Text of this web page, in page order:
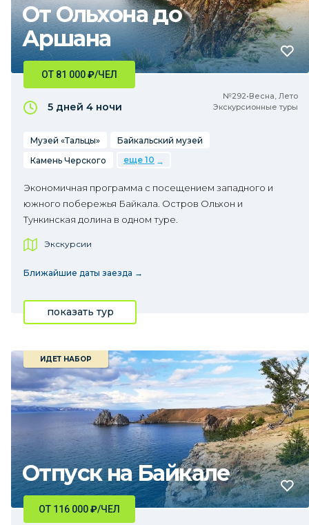
От Ольхона до
Аршана
№292•Весна, Лето
Экскурсионные туры
ОТ 81 000₽/ЧЕЛ
5 дней 4 ночи
Музей «Тальцы»
Байкальский музей
Камень Черского
еще 10
Экономичная программа с посещением западного и
южного побережья Байкала. Остров Ольхон и
Тункинская долина в одном туре.
Экскурсии
Ближайшие даты заезда →
показать тур
Отпуск на Байкале
ИДЕТ НАБОР
ОТ 116 000₽/ЧЕЛ